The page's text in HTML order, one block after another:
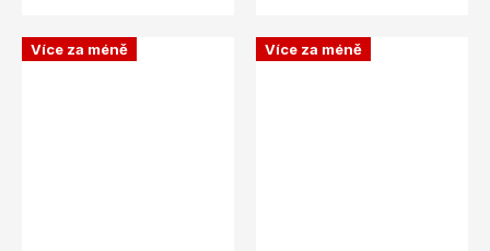
Více za méně Více za méně